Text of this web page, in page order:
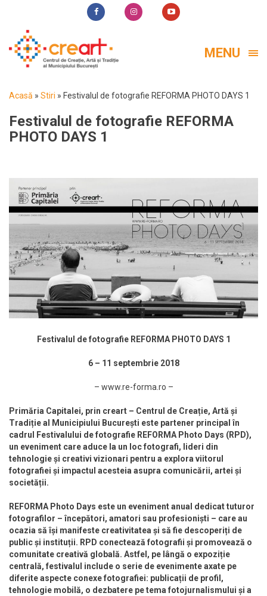
MENU
Acasă » Stiri » Festivalul de fotografie REFORMA PHOTO DAYS 1
Festivalul de fotografie REFORMA
PHOTO DAYS 1
Festivalul de fotografie REFORMA PHOTO DAYS 1
6 – 11 septembrie 2018
– www.re-forma.ro –
Primăria Capitalei, prin creart – Centrul de Creație, Artă și
Tradiție al Municipiului București este partener principal în
cadrul Festivalului de fotografie REFORMA Photo Days (RPD),
un eveniment care aduce la un loc fotografi, lideri din
tehnologie și creativi vizionari pentru a explora viitorul
fotografiei și impactul acesteia asupra comunicării, artei și
societății.
REFORMA Photo Days este un eveniment anual dedicat tuturor
fotografilor – începători, amatori sau profesioniști – care au
ocazia să își manifeste creativitatea și să fie descoperiți de
public și instituții. RPD conectează fotografii și promovează o
comunitate creativă globală. Astfel, pe lângă o expoziție
centrală, festivalul include o serie de evenimente axate pe
diferite aspecte conexe fotografiei: publicații de profil,
tehnologie mobilă, o dezbatere pe tema fotojurnalismului și a